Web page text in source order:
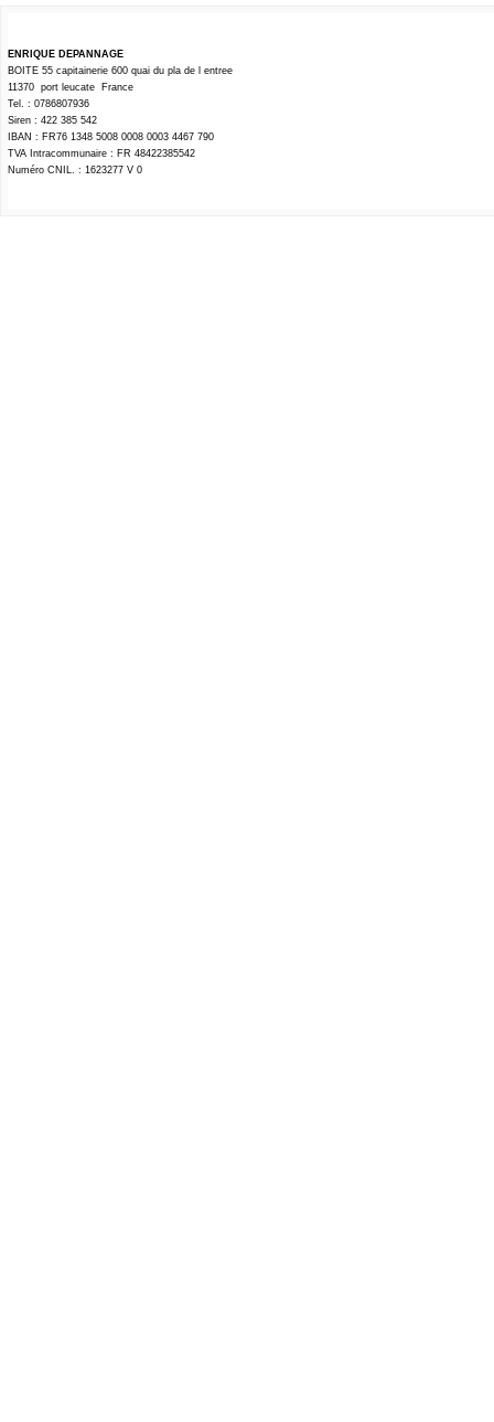
ENRIQUE DEPANNAGE
BOITE 55 capitainerie 600 quai du pla de l entree
11370 port leucate France
Tel. : 0786807936
Siren : 422 385 542
IBAN : FR76 1348 5008 0008 0003 4467 790
TVA Intracommunaire : FR 48422385542
Numéro CNIL. : 1623277 V 0